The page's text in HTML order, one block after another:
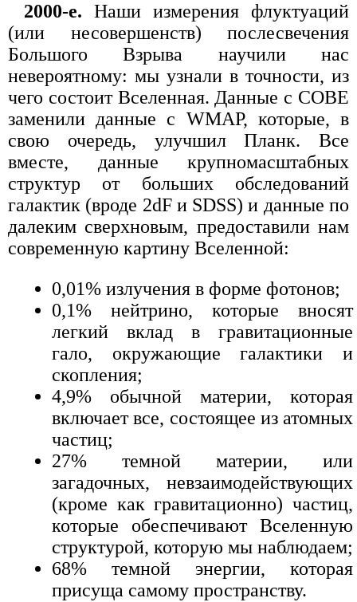
2000-е. Наши измерения флуктуаций
(или несовершенств) послесвечения
Большого Взрыва научили нас
невероятному: мы узнали в точности, из
чего состоит Вселенная. Данные с COBE
заменили данные с WMAP, которые, в
свою очередь, улучшил Планк. Все
вместе, данные крупномасштабных
структур от больших обследований
галактик (вроде 2dF и SDSS) и данные по
далеким сверхновым, предоставили нам
современную картину Вселенной:
0,01% излучения в форме фотонов;
0,1% нейтрино, которые вносят
легкий вклад в гравитационные
гало, окружающие галактики и
скопления;
4,9% обычной материи, которая
включает все, состоящее из атомных
частиц;
27% темной материи, или
загадочных, невзаимодействующих
(кроме как гравитационно) частиц,
которые обеспечивают Вселенную
структурой, которую мы наблюдаем;
68% темной энергии, которая
присуща самому пространству.